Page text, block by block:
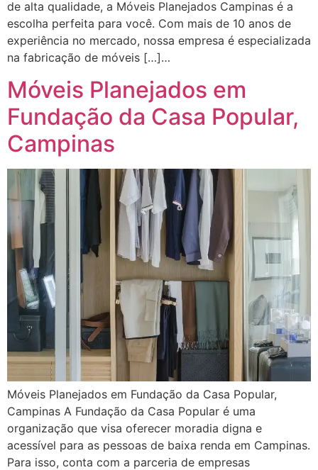
de alta qualidade, a Móveis Planejados Campinas é a
escolha perfeita para você. Com mais de 10 anos de
experiência no mercado, nossa empresa é especializada
na fabricação de móveis […]…
Móveis Planejados em
Fundação da Casa Popular,
Campinas
Móveis Planejados em Fundação da Casa Popular,
Campinas A Fundação da Casa Popular é uma
organização que visa oferecer moradia digna e
acessível para as pessoas de baixa renda em Campinas.
Para isso, conta com a parceria de empresas